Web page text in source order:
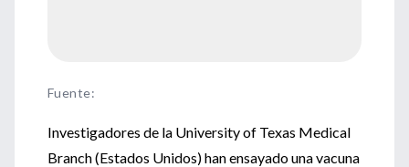
Fuente:
Investigadores de la University of Texas Medical
Branch (Estados Unidos) han ensayado una vacuna